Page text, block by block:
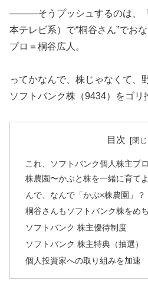
―――そうプッシュするのは、
本テレビ系）で“桐谷さん”でお
プロ＝桐谷広人。
ってかなんで、株じゃなくて、
ソフトバンク株（9434）をゴリ
目次
これ、ソフトバンク個人株主プ
株農園〜かぶと株を一緒に育てよ
んで、なんで「かぶ×株農園」？
桐谷さんもソフトバンク株をめ
ソフトバンク 株主優待制度
ソフトバンク 株主特典（抽選）
個人投資家への取り組みを加速